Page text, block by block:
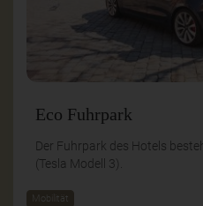
Eco Fuhrpark
Der Fuhrpark des Hotels
(Tesla Modell 3).
Mobilität